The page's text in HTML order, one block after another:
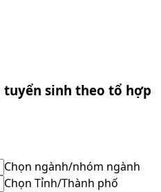
tuyển sinh theo tổ hợp
Chọn ngành/nhóm ngành
Chọn Tỉnh/Thành phố